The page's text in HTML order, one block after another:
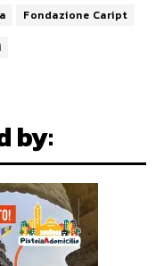
Fondazione Caript
by: